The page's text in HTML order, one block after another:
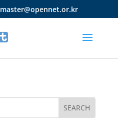
master@opennet.or.kr